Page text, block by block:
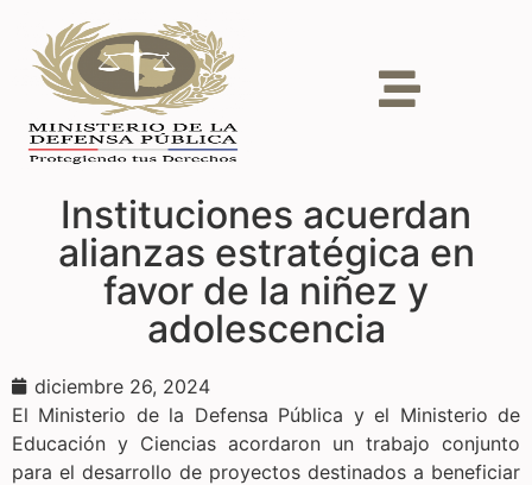
Instituciones acuerdan
alianzas estratégica en
favor de la niñez y
adolescencia
diciembre 26, 2024
El Ministerio de la Defensa Pública y el Ministerio de
Educación y Ciencias acordaron un trabajo conjunto
para el desarrollo de proyectos destinados a beneficiar